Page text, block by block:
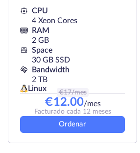
CPU
4 Xeon Cores
RAM
2 GB
Space
30 GB SSD
Bandwidth
2 TB
Linux
€17/mes
€12.00/mes
Facturado cada 12 meses
Ordenar